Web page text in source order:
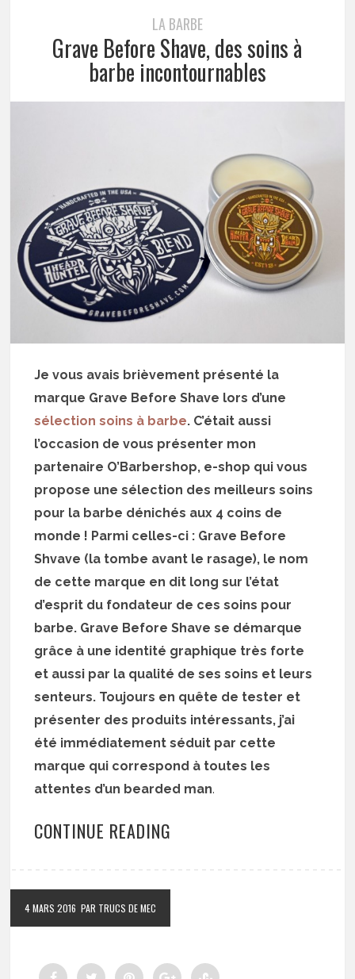
LA BARBE
Grave Before Shave, des soins à
barbe incontournables
Je vous avais brièvement présenté la
marque Grave Before Shave lors d’une
sélection soins à barbe. C’était aussi
l’occasion de vous présenter mon
partenaire O’Barbershop, e-shop qui vous
propose une sélection des meilleurs soins
pour la barbe dénichés aux 4 coins de
monde ! Parmi celles-ci : Grave Before
Shvave (la tombe avant le rasage), le nom
de cette marque en dit long sur l’état
d’esprit du fondateur de ces soins pour
barbe. Grave Before Shave se démarque
grâce à une identité graphique très forte
et aussi par la qualité de ses soins et leurs
senteurs. Toujours en quête de tester et
présenter des produits intéressants, j’ai
été immédiatement séduit par cette
marque qui correspond à toutes les
attentes d’un bearded man.
CONTINUE READING
4 MARS 2016 PAR TRUCS DE MEC